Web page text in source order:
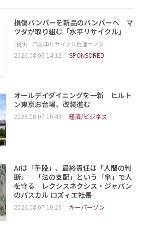
損傷バンパーを新品のバンパーへ マ
ツダが取り組む「水平リサイクル」
提供 自動車リサイクル促進センター
2026.08.06 14:12 SPONSORED
オールデイダイニングを一新 ヒルト
ン東京お台場、改装進む
2026.08.07 10:49 経済/ビジネス
AIは「手段」、最終責任は「人間の判
断」 「法の支配」という「傘」で人
を守る レクシスネクシス・ジャパン
のパスカル ロズィエ社長
2026.08.07 10:23 キーパーソン